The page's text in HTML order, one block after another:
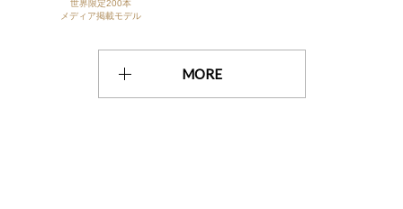
世界限定200本
メディア掲載モデル
MORE